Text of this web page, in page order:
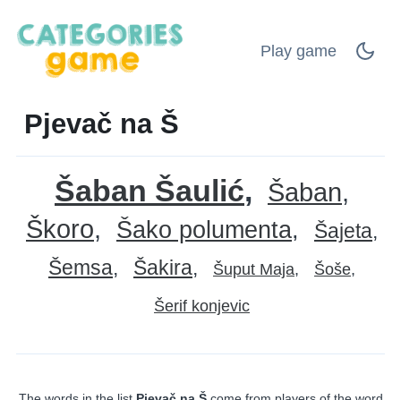
Play game
Pjevač na Š
Šaban Šaulić
Šaban
Škoro
Šako polumenta
Šajeta
Šemsa
Šakira Šuput Maja Šoše
Šerif konjevic